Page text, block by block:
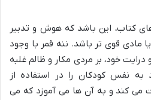
کتاب، این باشد که هوش و تدبیر
مادی قوی تر باشد. ننه قمر با وجود
و درایت خود، بر مردی مکار و ظالم غلبه
به نفس کودکان را در استفاده از
می کند و به آن ها می آموزد که می